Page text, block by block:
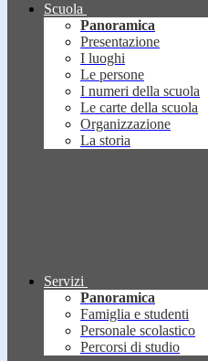
Scuola
Panoramica
Presentazione
I luoghi
Le persone
I numeri della scuola
Le carte della scuola
Organizzazione
La storia
Servizi
Panoramica
Famiglia e studenti
Personale scolastico
Percorsi di studio